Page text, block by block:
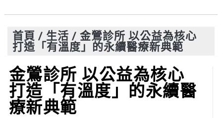
首頁 / 生活 / 金鶯診所 以公益為核心
打造「有溫度」的永續醫療新典範
金鶯診所 以公益為核心
打造「有溫度」的永續醫
療新典範